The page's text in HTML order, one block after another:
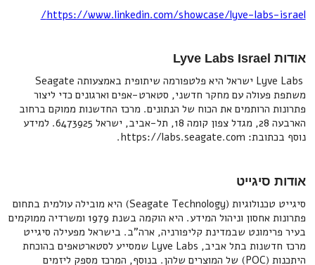
https://www.linkedin.com/showcase/lyve-labs-israel/
אודות Lyve Labs Israel
Lyve Labs ישראל היא פלטפורמה שיתופית באמצעותה Seagate
משתפת פעולה עם מחקר חדשני, סטארט-אפים וארגונים כדי ליצור
פתרונות הרותמים את הכוח של הנתונים. מרכז החדשנות ממוקם ברחוב
הארבעה 28, מגדל צפון קומה 18, תל-אביב, ישראל 6473925. למידע
נוסף בכתובת: https://labs.seagate.com.
אודות סיגייט
סיגייט טכנולוגיות (Seagate Technology) היא מובילה עולמית בתחום
פתרונות אחסון וניהול המידע. היא הוקמה בשנת 1979 ומשרדיה ממוקמים
בעיר פרימונט שבמדינת קליפורניה, ארה"ב. בישראל מפעילה סיגייט
מרכז חדשנות בתל אביב, Lyve Labs שמסייע לסטארטאפים בהוכחת
היתכנות (POC) של המוצרים שלהן. בנוסף, המרכז מספק ליזמים